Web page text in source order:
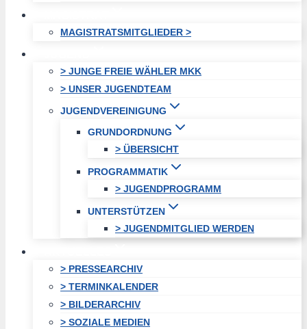
MAGISTRATSMITGLIEDER >
> JUNGE FREIE WÄHLER MKK
> UNSER JUGENDTEAM
JUGENDVEREINIGUNG
GRUNDORDNUNG
> ÜBERSICHT
PROGRAMMATIK
> JUGENDPROGRAMM
UNTERSTÜTZEN
> JUGENDMITGLIED WERDEN
> PRESSEARCHIV
> TERMINKALENDER
> BILDERARCHIV
> SOZIALE MEDIEN